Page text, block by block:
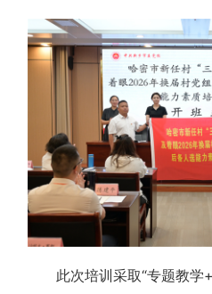
此次培训采取“专题教